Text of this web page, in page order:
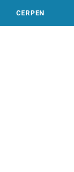
CERPEN